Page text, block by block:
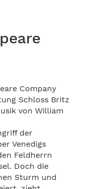
Company
Schloss Britz
von William
der
Venedigs
Feldherrn
Doch die
Sturm und